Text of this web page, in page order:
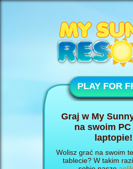
PLAY FOR
Graj w My
na swoim
laptopie!
Wolisz grać na swoim
tablecie? W takim